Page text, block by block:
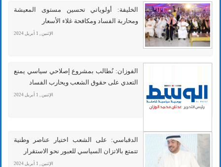
الخليفة: أولوياتي تحسين مستوى المعيشة
ومحاربة الفساد ومكافحة غلاء الأسعار
الإثنين , 1 أبريل 2024
الفوزان: نُطالب بمشروع إصلاحي سياسي يمنع
التعدي على حقوق الشعب ويحارب الفساد
الإثنين , 1 أبريل 2024
الدقباسي: على الشعب اختيار عناصر وطنية
تتمتع بالاتزان السياسي للعبور نحو الاستقرار
الإثنين , 1 أبريل 2024